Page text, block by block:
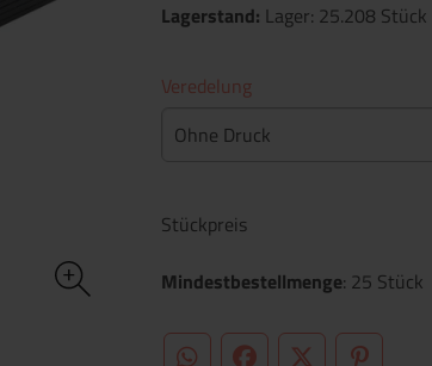
Lagerstand: Lager: 25.208 Stück
Veredelung
Ohne Druck
Stückpreis
Mindestbestellmenge: 25 Stück